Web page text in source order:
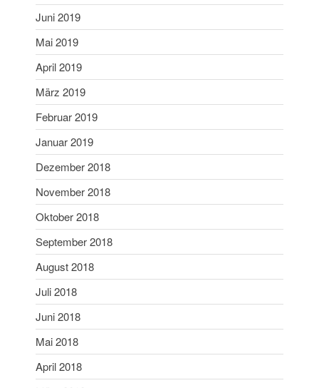
März 2018
Februar 2018
April 2016
Februar 2016
Oktober 2006
September 2006
April 2006
Juni 2019
Mai 2019
April 2019
März 2019
Februar 2019
Januar 2019
Dezember 2018
November 2018
Oktober 2018
September 2018
August 2018
Juli 2018
Juni 2018
Mai 2018
April 2018